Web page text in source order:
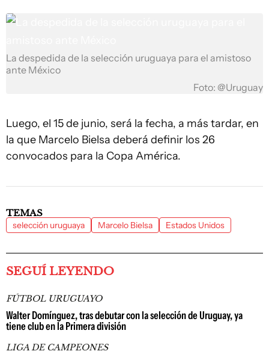
La despedida de la selección uruguaya para el amistoso
ante México
Foto: @Uruguay
Luego, el 15 de junio, será la fecha, a más tardar, en
la que Marcelo Bielsa deberá definir los 26
convocados para la Copa América.
TEMAS
selección uruguaya Marcelo Bielsa Estados Unidos
SEGUÍ LEYENDO
FÚTBOL URUGUAYO
Walter Domínguez, tras debutar con la selección de Uruguay, ya
tiene club en la Primera división
LIGA DE CAMPEONES